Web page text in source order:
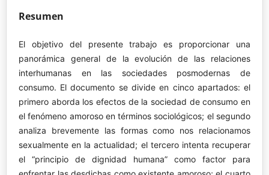
Resumen
El objetivo del presente trabajo es proporcionar una
panorámica general de la evolución de las relaciones
interhumanas en las sociedades posmodernas de
consumo. El documento se divide en cinco apartados: el
primero aborda los efectos de la sociedad de consumo en
el fenómeno amoroso en términos sociológicos; el segundo
analiza brevemente las formas como nos relacionamos
sexualmente en la actualidad; el tercero intenta recuperar
el “principio de dignidad humana” como factor para